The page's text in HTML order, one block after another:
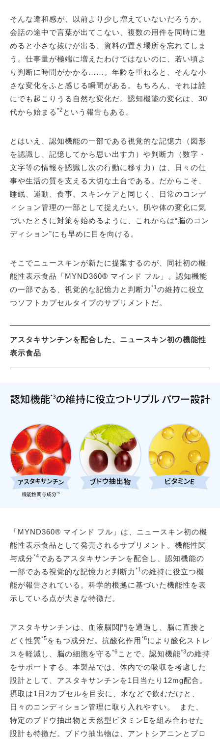
そんな違和感が、以前より少し増えていないだろうか。
会話の途中で言葉が出てこない、複数の用件を同時に進
めると小さな抜けが出る、資料の置き場所を忘れてしま
う。仕事量が極端に増えたわけではないのに、若い頃よ
り判断に時間がかかる……。年齢を重ねると、そんな小
さな変化をふと感じる瞬間がある。もちろん、それは誰
にでも起こりうる自然な変化だ。認知機能の変化は、30
代から始まる *2 という報告もある。
とはいえ、認知機能の一部である視覚的な記憶力（図形
を認識し、記憶してから思い出す力）や判断力（数字・
文字等の情報を認識し次の行動に移す力）は、日々の仕
事や生活の質を支える大切な土台である。だからこそ、
睡眠、運動、食事、スキンケアと同じく、日常のコンデ
ィション管理の一部として捉えたい。肌や体の変化に気
づいたときに対策を始めるように、これからは“脳のコン
ディション”にも早めに目を向ける。
そこでニュースキンが新たに提案するのが、同社初の機
能性表示食品「MYND360® マインド フル」。認知機能
の一部である、視覚的な記憶力と判断力 *1 の維持に役立
つソフトカプセルタイプのサプリメントだ。
アスタキサンチンを配合した、ニュースキン初の機能性
表示食品
「MYND360® マインド フル」は、ニュースキン初の機
能性表示食品として発売されるサプリメント。機能性関
与成分*4であるアスタキサンチンを配合し、認知機能の
一部である視覚的な記憶力と判断力 *1の維持に役立つ機
能が報告されている。科学的根拠に基づいた機能性を表
示している点が大きな特徴だ。
アスタキサンチンは、血液脳関門を通過し、脳に直接と
どく性質*5 をもつ成分だ。抗酸化作用*6により酸化ストレ
スを軽減し、脳の細胞を守る *6 ことで、認知機能*3の維持
をサポートする。本製品では、体内での吸収を考慮した
設計として、アスタキサンチンを1日当たり12mg配合。
摂取は1日2カプセルを目安に、水などで飲むだけと、
日々のコンディション管理に取り入れやすい。 また、
特定のブドウ抽出物と天然型ビタミンEを組み合わせた
設計も特徴だ。ブドウ抽出物は、アントシアニンとプロ